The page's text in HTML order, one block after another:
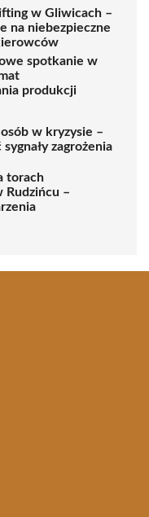
w Gliwicach –
na niebezpieczne
spotkanie w
produkcji
w kryzysie –
zagrożenia
torach
Rudzińcu –